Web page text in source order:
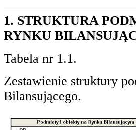
1. STRUKTURA
RYNKU
Tabela nr 1.1.
Zestawienie struktury
Bilansującego.